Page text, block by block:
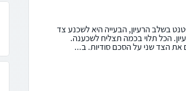
בשלב הרעיון, הבעייה היא לשכנע צד
הכל תלוי בכמה תצליח לשכענה.
הצד שני על הסכם סודיות. ב...